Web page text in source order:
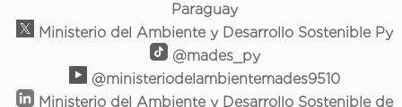
Paraguay
Ministerio del Ambiente y Desarrollo Sostenible Py
@mades_py
@ministeriodelambientemades9510
Ministerio del Ambiente y Desarrollo Sostenible de